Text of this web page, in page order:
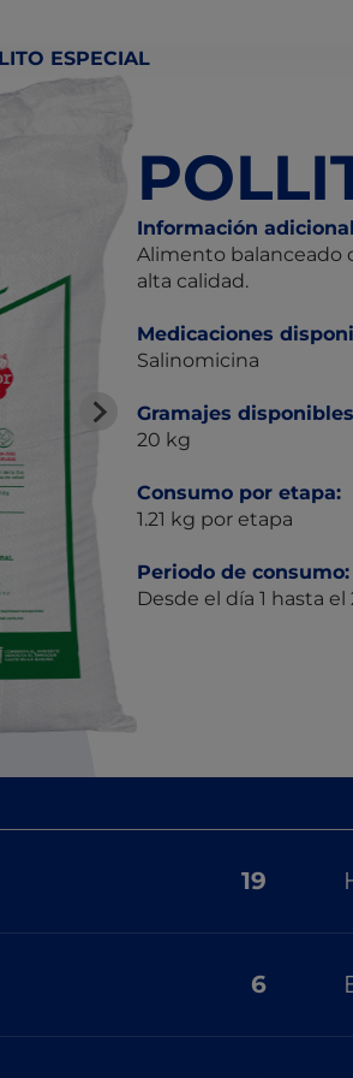
ESPECIAL
Información
Alimento balanceado
alta calidad.
Medicaciones
Salinomicina
Gramajes
20 kg
Consumo por etapa:
1.21 kg por etapa
Periodo de consumo:
Desde el día 1 hasta el
19
6